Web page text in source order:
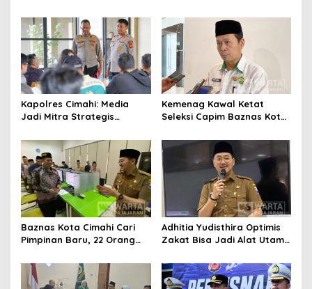
Pengurangan Belanja
Daerah
Kapolres Cimahi: Media
Jadi Mitra Strategis
Publik
Kemenag Kawal Ketat
Seleksi Capim Baznas Kota
Komisioner Baznas
Berintegritas
Baznas Kota Cimahi Cari
Pimpinan Baru, 22 Orang
Adhitia Yudisthira Optimis
Zakat Bisa Jadi Alat Utama
Kota Cimahi